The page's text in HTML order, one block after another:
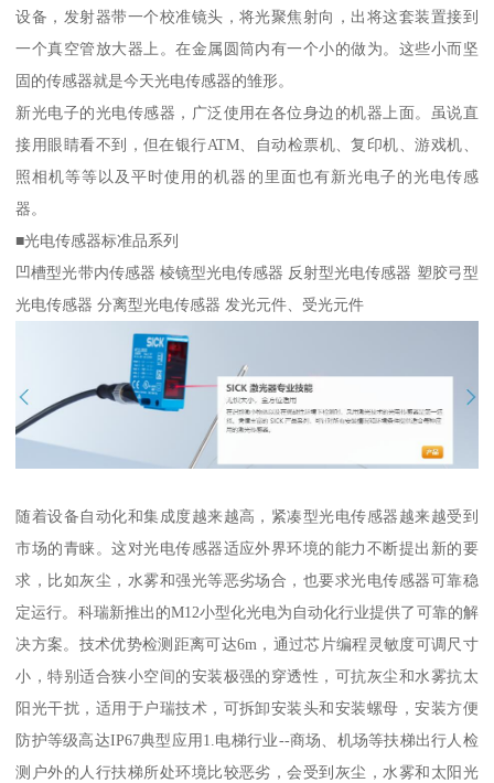
设备，发射器带一个校准镜头，将光聚焦射向，出将这套装置接到
一个真空管放大器上。在金属圆筒内有一个小的做为。这些小而坚
固的传感器就是今天光电传感器的雏形。
新光电子的光电传感器，广泛使用在各位身边的机器上面。虽说直
接用眼睛看不到，但在银行ATM、自动检票机、复印机、游戏机、
照相机等等以及平时使用的机器的里面也有新光电子的光电传感
器。
■光电传感器标准品系列
凹槽型光带内传感器 棱镜型光电传感器 反射型光电传感器 塑胶弓型
光电传感器 分离型光电传感器 发光元件、受光元件
随着设备自动化和集成度越来越高，紧凑型光电传感器越来越受到
市场的青睐。这对光电传感器适应外界环境的能力不断提出新的要
求，比如灰尘，水雾和强光等恶劣场合，也要求光电传感器可靠稳
定运行。科瑞新推出的M12小型化光电为自动化行业提供了可靠的解
决方案。技术优势检测距离可达6m，通过芯片编程灵敏度可调尺寸
小，特别适合狭小空间的安装极强的穿透性，可抗灰尘和水雾抗太
阳光干扰，适用于户瑞技术，可拆卸安装头和安装螺母，安装方便
防护等级高达IP67典型应用1.电梯行业--商场、机场等扶梯出行人检
测户外的人行扶梯所处环境比较恶劣，会受到灰尘，水雾和太阳光